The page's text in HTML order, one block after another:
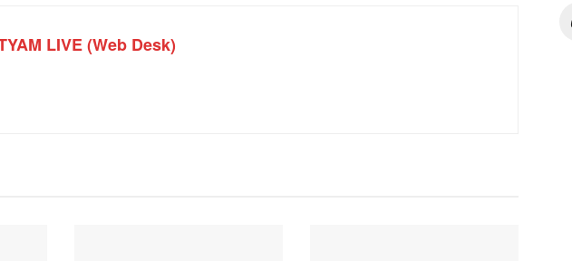
LIVE (Web Desk)